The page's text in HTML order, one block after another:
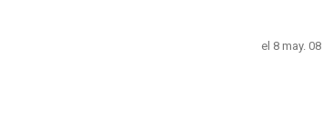
el 8 may. 08